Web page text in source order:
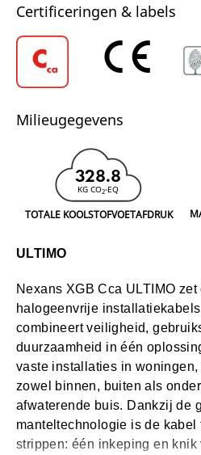
Certificeringen & labels
Milieugegevens
328.8
KG CO2-EQ
TOTALE KOOLSTOFVOETAFDRUK
ULTIMO
Nexans XGB Cca ULTIMO zet
halogeenvrije
combineert veiligheid,
duurzaamheid in één
vaste installaties in
zowel binnen, buiten als
afwaterende buis. Dankzij de
manteltechnologie is de kabel
strippen: één inkeping en